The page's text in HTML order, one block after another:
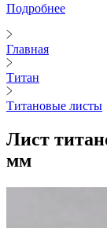
Подробнее
Главная
Титан
Титановые листы
Лист
мм